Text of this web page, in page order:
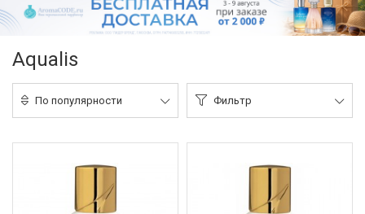
Aqualis
По популярности Фильтр